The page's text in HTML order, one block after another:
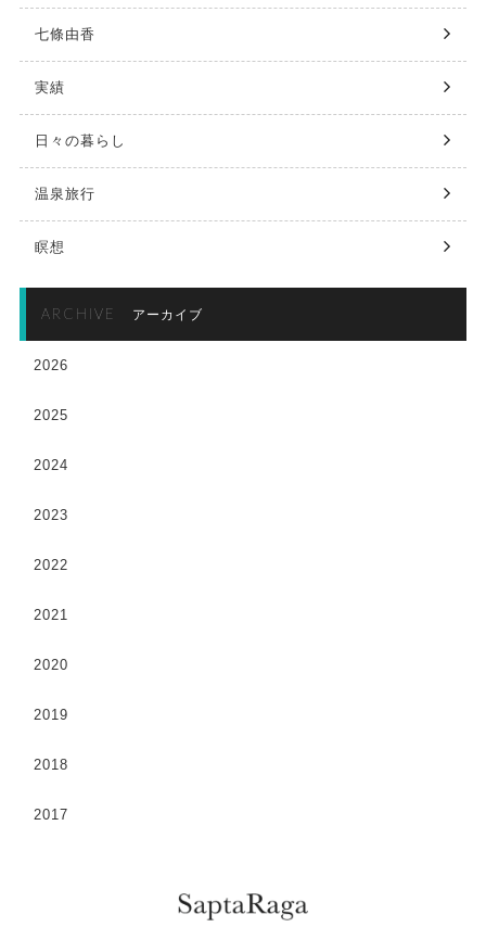
七條由香
実績
日々の暮らし
温泉旅行
瞑想
ARCHIVE アーカイブ
2026
2025
2024
2023
2022
2021
2020
2019
2018
2017